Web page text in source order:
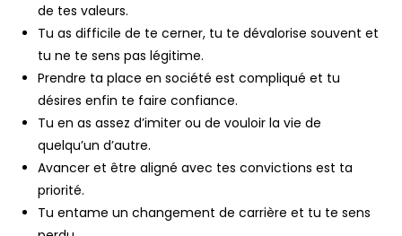
de tes valeurs.
Tu as difficile de te cerner, tu te dévalorise souvent et
tu ne te sens pas légitime.
Prendre ta place en société est compliqué et tu
désires enfin te faire confiance.
Tu en as assez d’imiter ou de vouloir la vie de
quelqu’un d’autre.
Avancer et être aligné avec tes convictions est ta
priorité.
Tu entame un changement de carrière et tu te sens